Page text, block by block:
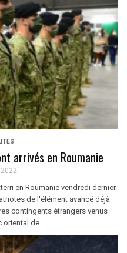
arrivés en Roumanie
en Roumanie vendredi dernier.
de l'élément avancé déjà
contingents étrangers venus
de ...